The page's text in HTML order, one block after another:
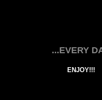
...EVERY
ENJOY!!!